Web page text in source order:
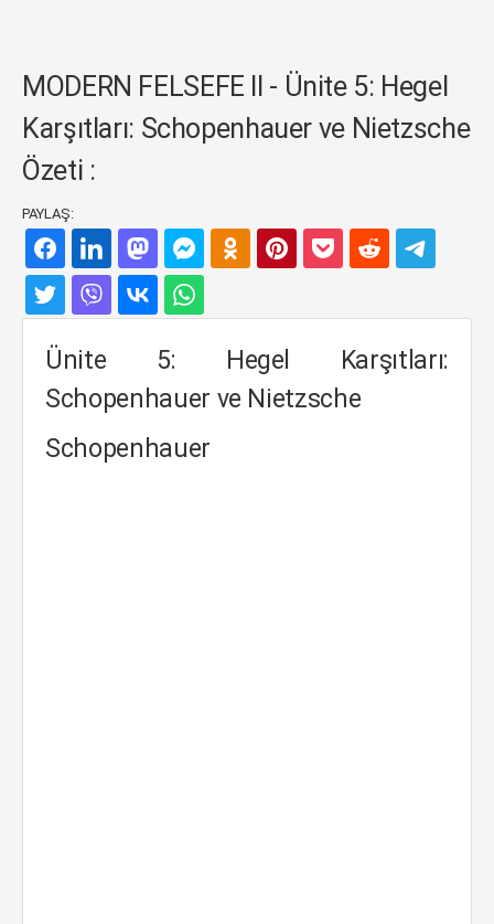
MODERN FELSEFE II - Ünite 5: Hegel
Karşıtları: Schopenhauer ve Nietzsche
Özeti :
PAYLAŞ:
Ünite 5: Hegel Karşıtları:
Schopenhauer ve Nietzsche
Schopenhauer